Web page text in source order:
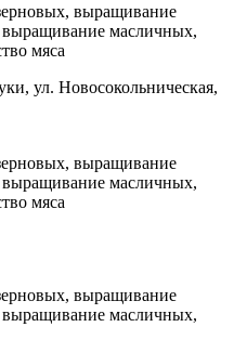
выращивание
масличных,
мяса
ул. Новосокольническая,
выращивание
масличных,
мяса
выращивание
масличных,